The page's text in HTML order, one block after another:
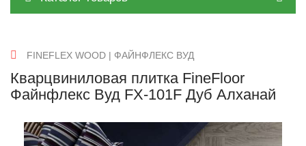
FINEFLEX WOOD | ФАЙНФЛЕКС ВУД
Кварцвиниловая плитка FineFloor
Файнфлекс Вуд FX-101F Дуб Алханай